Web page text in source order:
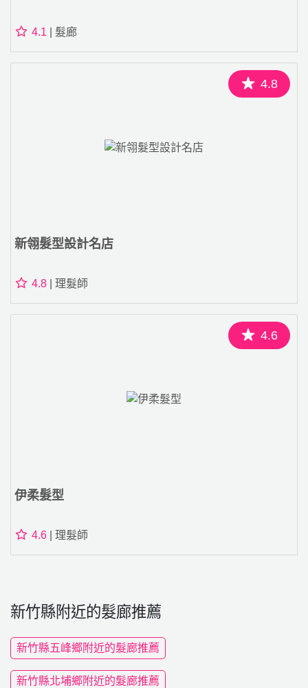
4.1 | 髮廊
4.8
新翎髮型設計名店
4.8 | 理髮師
4.6
伊柔髮型
4.6 | 理髮師
新竹縣附近的髮廊推薦
新竹縣五峰鄉附近的髮廊推薦
新竹縣北埔鄉附近的髮廊推薦